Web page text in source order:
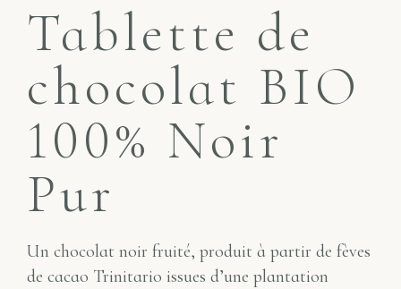
Tablette de
chocolat BIO
100% Noir
Pur
Un chocolat noir fruité, produit à partir de fèves
de cacao Trinitario issues d’une plantation